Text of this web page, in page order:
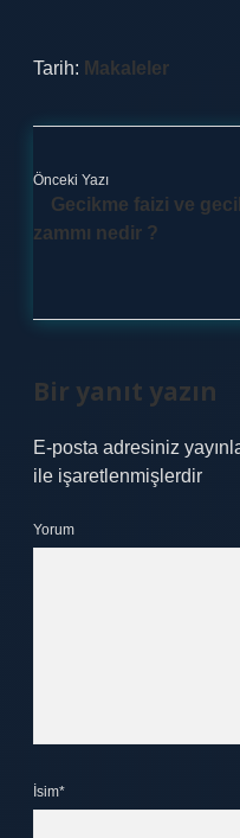
Tarih: Makaleler
Önceki Yazı
Gecikme faizi ve
zammı nedir ?
Bir yanıt yazın
E-posta adresiniz
ile işaretlenmişlerdir
Yorum
İsim*